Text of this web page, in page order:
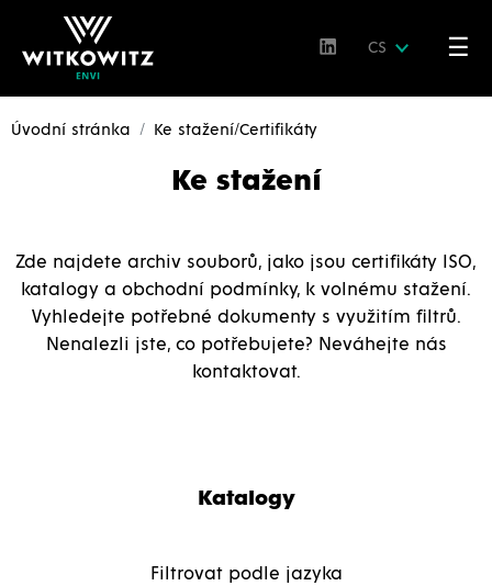
CS ☰
Úvodní stránka Ke stažení/Certifikáty
Ke stažení
Zde najdete archiv souborů, jako jsou certifikáty ISO,
katalogy a obchodní podmínky, k volnému stažení.
Vyhledejte potřebné dokumenty s využitím filtrů.
Nenalezli jste, co potřebujete? Neváhejte nás
kontaktovat.
Katalogy
Filtrovat podle jazyka